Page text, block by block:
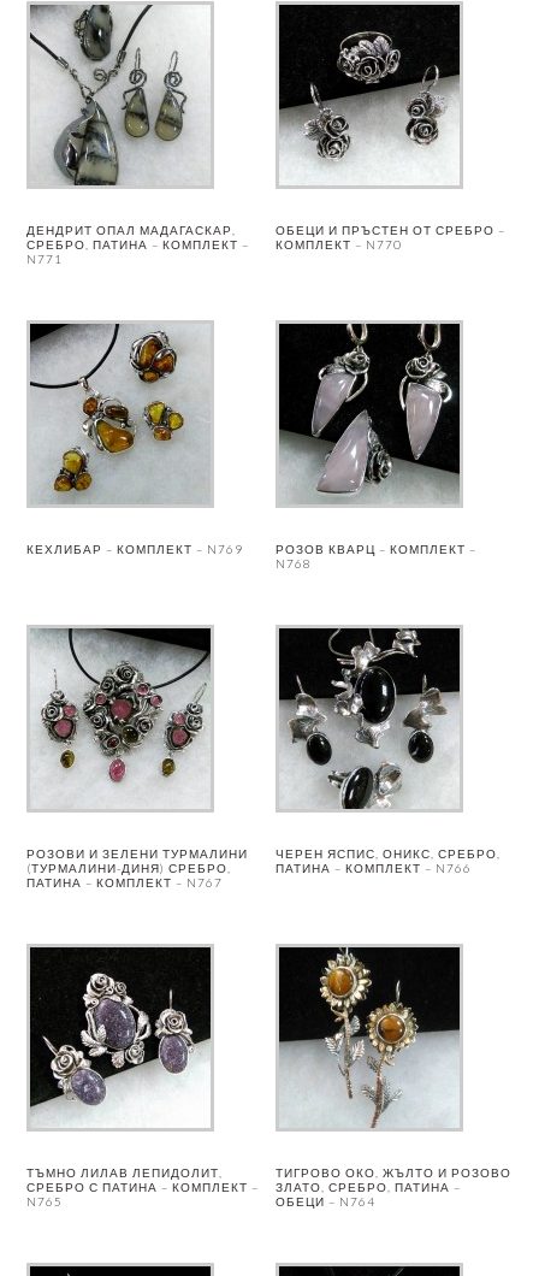
ДЕНДРИТ ОПАЛ МАДАГАСКАР,
СРЕБРО, ПАТИНА – КОМПЛЕКТ –
N771
ОБЕЦИ И ПРЪСТЕН ОТ СРЕБРО –
КОМПЛЕКТ – N770
КЕХЛИБАР – КОМПЛЕКТ – N769
РОЗОВ КВАРЦ – КОМПЛЕКТ –
N768
РОЗОВИ И ЗЕЛЕНИ ТУРМАЛИНИ
(ТУРМАЛИНИ-ДИНЯ) СРЕБРО,
ПАТИНА – КОМПЛЕКТ – N767
ЧЕРЕН ЯСПИС, ОНИКС, СРЕБРО,
ПАТИНА – КОМПЛЕКТ – N766
ТЪМНО ЛИЛАВ ЛЕПИДОЛИТ,
СРЕБРО С ПАТИНА – КОМПЛЕКТ –
N765
ТИГРОВО ОКО, ЖЪЛТО И РОЗОВО
ЗЛАТО, СРЕБРО, ПАТИНА –
ОБЕЦИ – N764